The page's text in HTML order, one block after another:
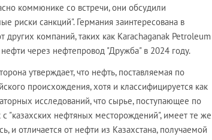
коммюнике со встречи, они обсудили
риски санкций". Германия заинтересована в
других компаний, таких как Karachaganak Petroleum
через нефтепровод "Дружба" в 2024 году.
утверждает, что нефть, поставляемая по
происхождения, хотя и классифицируется как
исследований, что сырье, поступающее по
"казахских нефтяных месторождений", имеет те же
и отличается от нефти из Казахстана, получаемой